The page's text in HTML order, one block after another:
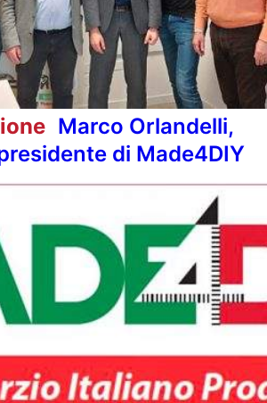
Marco Orlandelli,
di Made4DIY